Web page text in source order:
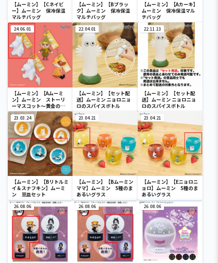
【ムーミン】【Cネイビ
ー】ムーミン 保冷保温
マルチバッグ
【ムーミン】【Bブラッ
ク】ムーミン 保冷保温
マルチバッグ
【ムーミン】【Aカーキ】
ムーミン 保冷保温マル
チバッグ
24.06.01
【ムーミン】【Aムーミ
ン】ムーミン ストーリ
ーマスコット～黄金のし
っぽ～
22.04.01
【ムーミン】【セット配
送】ムーミン ニョロニョ
ロのスパイスボトル
22.11.13
【ムーミン】【セット配
送】ムーミン ニョロニョ
ロのスパイスボトル
23.03.24
【ムーミン】【Bリトルミ
イ＆スナフキン】ムーミ
ン 豆皿セット
23.04.21
【ムーミン】【Bムーミン
ママ】ムーミン 5種のま
あるいグラス
23.04.21
【ムーミン】【Eニョロニ
ョロ】ムーミン 5種のま
あるいグラス
26.08.06 26.08.06 26.08.06